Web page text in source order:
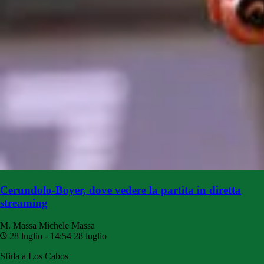
Cerundolo-Boyer, dove vedere la partita in diretta
streaming
M. Massa Michele Massa
28 luglio - 14:54 28 luglio
Sfida a Los Cabos